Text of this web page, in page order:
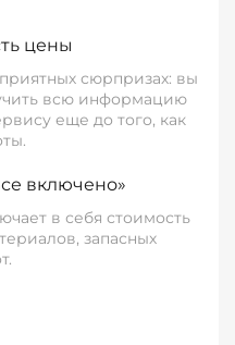
цены
сюрпризах: вы
всю информацию
еще до того, как
включено»
в себя стоимость
запасных